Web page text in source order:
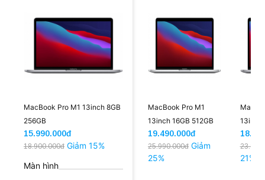
MacBook Pro M1 13inch 8GB
256GB
15.990.000đ
18.900.000đ Giảm 15%
Màn hình
MacBook Pro M1
13inch 16GB 512GB
19.490.000đ
25.990.000đ Giảm
25%
13inch
21%